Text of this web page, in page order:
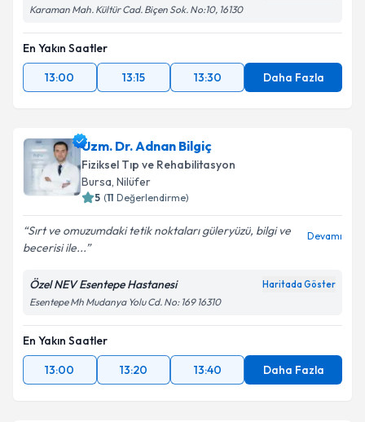
Karaman Mah. Kültür Cad. Biçen Sok. No:10, 16130
En Yakın Saatler
13:00
13:15 13:30 Daha Fazla
Uzm. Dr. Adnan Bilgiç
Fiziksel Tıp ve Rehabilitasyon
Bursa, Nilüfer
5 (11 Değerlendirme)
Sırt ve omuzumdaki tetik noktaları güleryüzü, bilgi ve
becerisi ile...
Devamı
Özel NEV Esentepe Hastanesi Haritada Göster
Esentepe Mh Mudanya Yolu Cd. No: 169 16310
En Yakın Saatler
13:00
13:20 13:40 Daha Fazla